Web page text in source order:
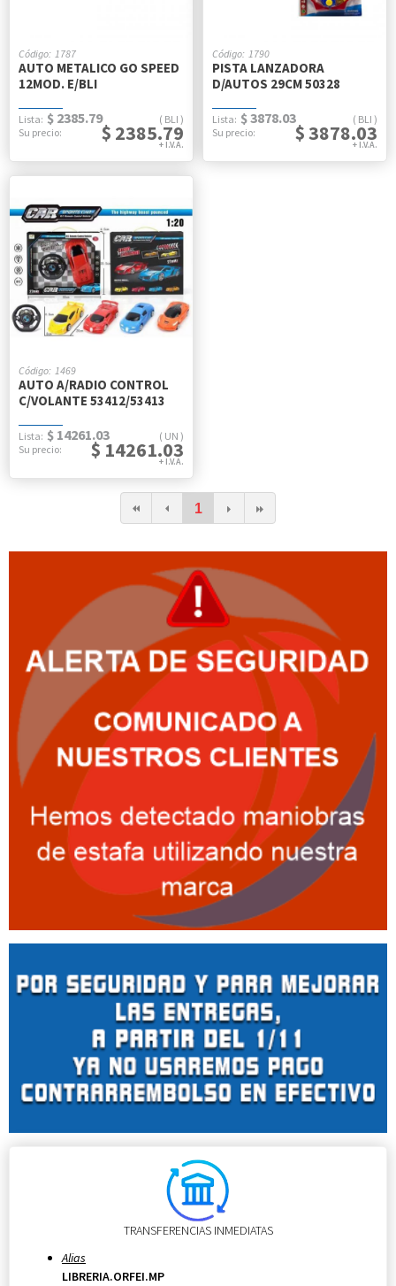
1787
AUTO METALICO GO SPEED
12MOD. E/BLI
BLI
$ 2385.79
$ 2385.79
1790
PISTA LANZADORA
D/AUTOS 29CM 50328
BLI
$ 3878.03
$ 3878.03
1469
AUTO A/RADIO CONTROL
C/VOLANTE 53412/53413
UN
$ 14261.03
$ 14261.03
1
TRANSFERENCIAS INMEDIATAS
Alias
LIBRERIA.ORFEI.MP